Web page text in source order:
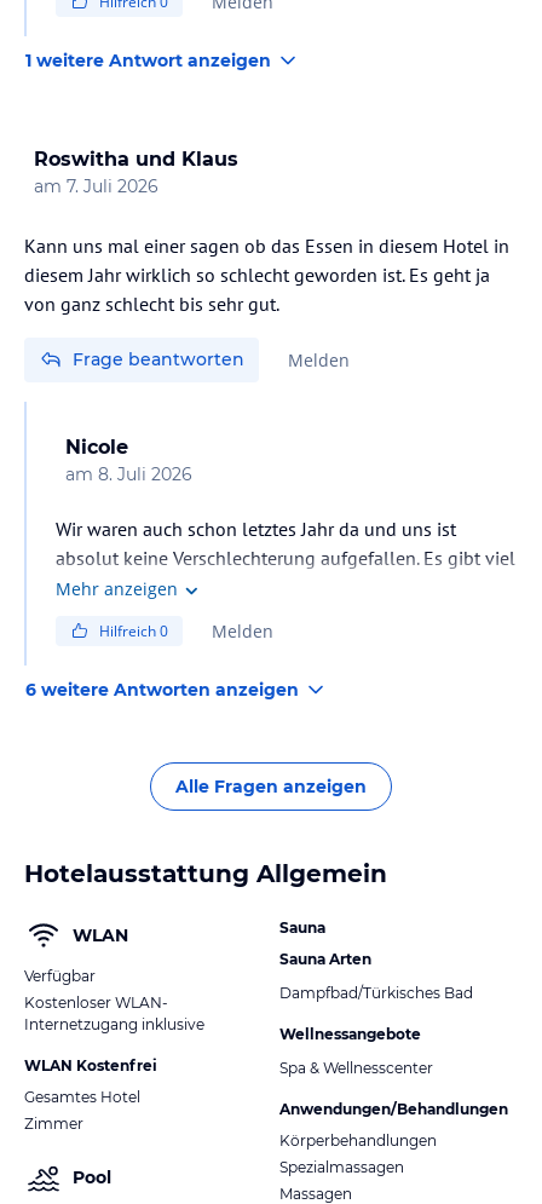
1 weitere Antwort anzeigen
Roswitha und Klaus
am 7. Juli 2026
Kann uns mal einer sagen ob das Essen in diesem Hotel in
diesem Jahr wirklich so schlecht geworden ist. Es geht ja
Frage beantworten Melden
Nicole
am 8. Juli 2026
Wir waren auch schon letztes Jahr da und uns ist
absolut keine Verschlechterung aufgefallen. Es gibt viel
Auswahl, wer da nichts findet, der sollte halt 5 Sterne
Mehr anzeigen
Hilfreich0 Melden
6 weitere Antworten anzeigen
Alle Fragen anzeigen
Hotelausstattung Allgemein
WLAN
Verfügbar
Kostenloser WLAN-
Internetzugang inklusive
WLAN Kostenfrei
Gesamtes Hotel
Zimmer
Pool
Sauna
Sauna Arten
Dampfbad/Türkisches Bad
Wellnessangebote
Spa & Wellnesscenter
Anwendungen/Behandlungen
Körperbehandlungen
Spezialmassagen
Massagen